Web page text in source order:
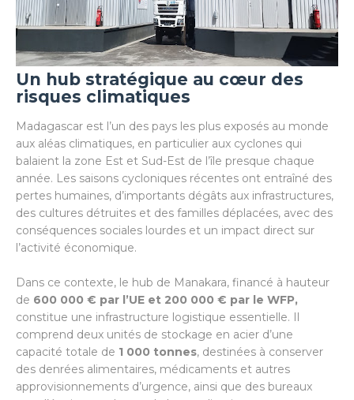
Un hub stratégique au cœur des
risques climatiques
Madagascar est l’un des pays les plus exposés au monde
aux aléas climatiques, en particulier aux cyclones qui
balaient la zone Est et Sud-Est de l’île presque chaque
année. Les saisons cycloniques récentes ont entraîné des
pertes humaines, d’importants dégâts aux infrastructures,
des cultures détruites et des familles déplacées, avec des
conséquences sociales lourdes et un impact direct sur
l’activité économique.
Dans ce contexte, le hub de Manakara, financé à hauteur
de 600 000 € par l’UE et 200 000 € par le WFP,
constitue une infrastructure logistique essentielle. Il
comprend deux unités de stockage en acier d’une
capacité totale de 1 000 tonnes, destinées à conserver
des denrées alimentaires, médicaments et autres
approvisionnements d’urgence, ainsi que des bureaux